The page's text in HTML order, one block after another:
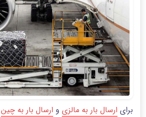
برای ارسال بار به مالزی و ارسال بار به چین